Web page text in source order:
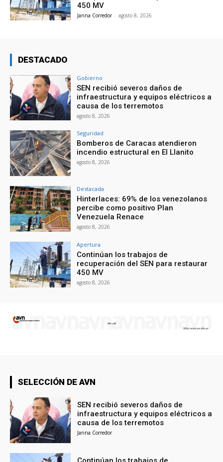
450 MV
Janna Corredor - agosto 8, 2026
DESTACADO
Gobierno
SEN recibió severos daños de
infraestructura y equipos eléctricos a
causa de los terremotos
agosto 8, 2026
Seguridad
Bomberos de Caracas atendieron
incendio estructural en El Llanito
agosto 8, 2026
Destacada
Hinterlaces: 69% de los venezolanos
percibe como positivo Plan
Venezuela Renace
agosto 8, 2026
Apertura
Continúan los trabajos de
recuperación del SEN para restaurar
450 MV
agosto 8, 2026
SELECCIÓN DE AVN
SEN recibió severos daños de
infraestructura y equipos eléctricos a
causa de los terremotos
Janna Corredor